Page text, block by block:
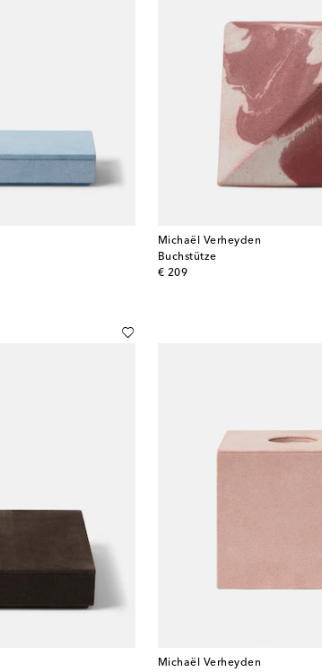
Michaël Verheyden
Buchstütze
€ 209
original price
Michaël Verheyden